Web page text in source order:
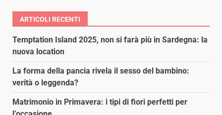
ARTICOLI RECENTI
Temptation Island 2025, non si farà più in Sardegna: la
nuova location
La forma della pancia rivela il sesso del bambino:
verità o leggenda?
Matrimonio in Primavera: i tipi di fiori perfetti per